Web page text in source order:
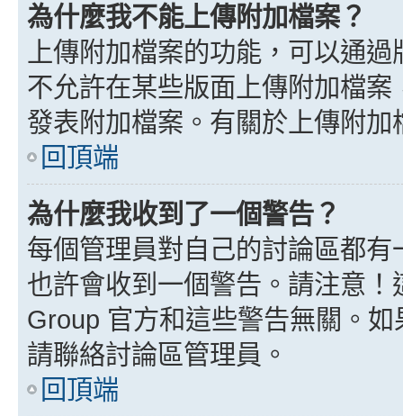
為什麼我不能上傳附加檔案？
上傳附加檔案的功能，可以通
不允許在某些版面上傳附加檔
發表附加檔案。有關於上傳附
回頂端
為什麼我收到了一個警告？
每個管理員對自己的討論區都
也許會收到一個警告。請注意
Group 官方和這些警告無關。
請聯絡討論區管理員。
回頂端